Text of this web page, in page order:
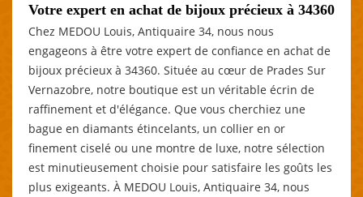
Votre expert en achat de bijoux précieux à 34360
Chez MEDOU Louis, Antiquaire 34, nous nous
engageons à être votre expert de confiance en achat de
bijoux précieux à 34360. Située au cœur de Prades Sur
Vernazobre, notre boutique est un véritable écrin de
raffinement et d'élégance. Que vous cherchiez une
bague en diamants étincelants, un collier en or
finement ciselé ou une montre de luxe, notre sélection
est minutieusement choisie pour satisfaire les goûts les
plus exigeants. À MEDOU Louis, Antiquaire 34, nous